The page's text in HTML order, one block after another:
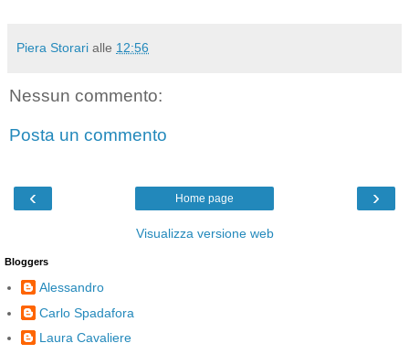
Piera Storari alle 12:56
Nessun commento:
Posta un commento
‹ ›
Home page
Visualizza versione web
Bloggers
Alessandro
Carlo Spadafora
Laura Cavaliere